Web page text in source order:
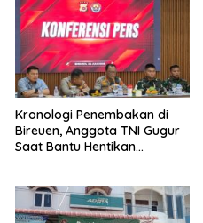
Kronologi Penembakan di
Bireuen, Anggota TNI Gugur
Saat Bantu Hentikan